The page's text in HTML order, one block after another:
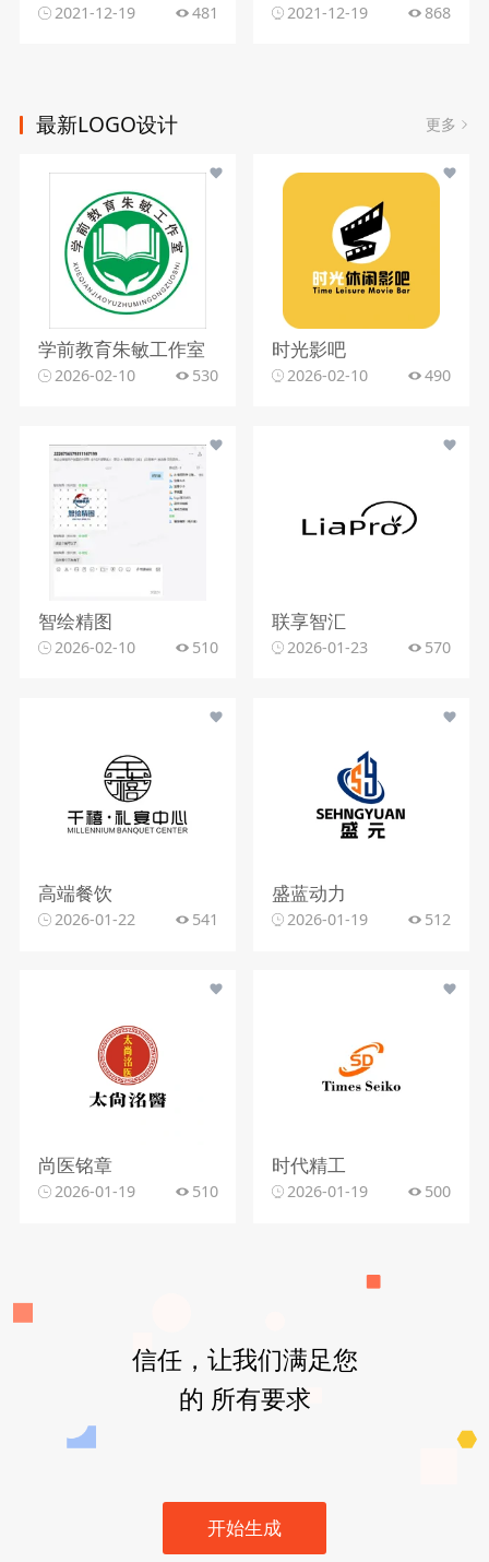
2021-12-19 481 2021-12-19 868
最新LOGO设计 更多
学前教育朱敏工作室
2026-02-10 530
时光影吧
2026-02-10 490
智绘精图
2026-02-10 510
联享智汇
2026-01-23 570
高端餐饮
2026-01-22 541
盛蓝动力
2026-01-19 512
尚医铭章
2026-01-19 510
时代精工
2026-01-19 500
信任，让我们满足您
的 所有要求
开始生成